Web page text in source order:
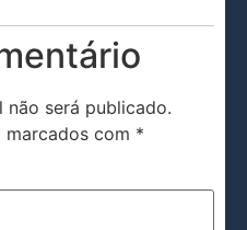
não será publicado.
com *